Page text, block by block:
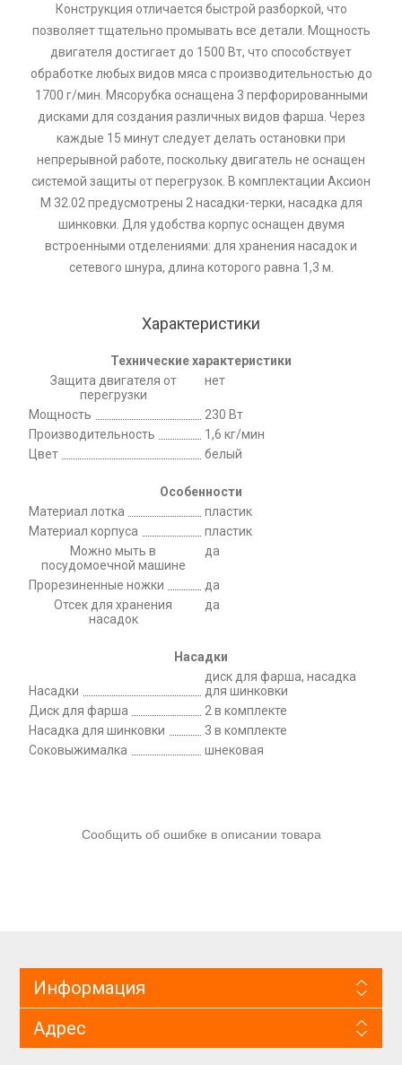
Конструкция отличается быстрой разборкой, что
позволяет тщательно промывать все детали. Мощность
двигателя достигает до 1500 Вт, что способствует
обработке любых видов мяса с производительностью до
1700 г/мин. Мясорубка оснащена 3 перфорированными
дисками для создания различных видов фарша. Через
каждые 15 минут следует делать остановки при
непрерывной работе, поскольку двигатель не оснащен
системой защиты от перегрузок. В комплектации Аксион
М 32.02 предусмотрены 2 насадки-терки, насадка для
шинковки. Для удобства корпус оснащен двумя
встроенными отделениями: для хранения насадок и
сетевого шнура, длина которого равна 1,3 м.
Характеристики
Технические характеристики
Защита двигателя от
перегрузки
нет
Мощность
230 Вт
Производительность
1,6 кг/мин
Цвет
белый
Особенности
Материал лотка
пластик
Материал корпуса
пластик
Можно мыть в
посудомоечной машине
да
Прорезиненные ножки
да
Отсек для хранения
насадок
да
Насадки
Насадки
диск для фарша, насадка
для шинковки
Диск для фарша
2 в комплекте
Насадка для шинковки
3 в комплекте
Соковыжималка
шнековая
Сообщить об ошибке в описании товара
Информация
Адрес